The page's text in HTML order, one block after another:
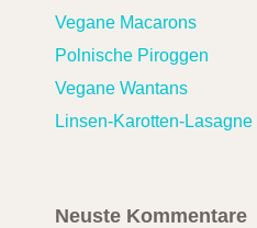
Vegane Macarons
Polnische Piroggen
Vegane Wantans
Linsen-Karotten-Lasagne
Neuste Kommentare